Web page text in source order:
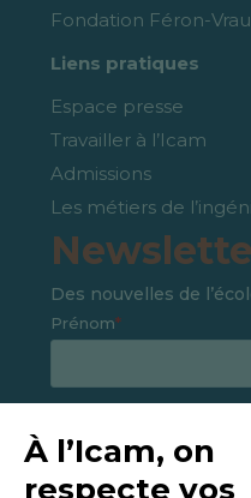
Fondation Féron-Vrau
Liens pratiques
Espace presse
Travailler à l’Icam
Admissions
Les métiers de
Des nouvelles de